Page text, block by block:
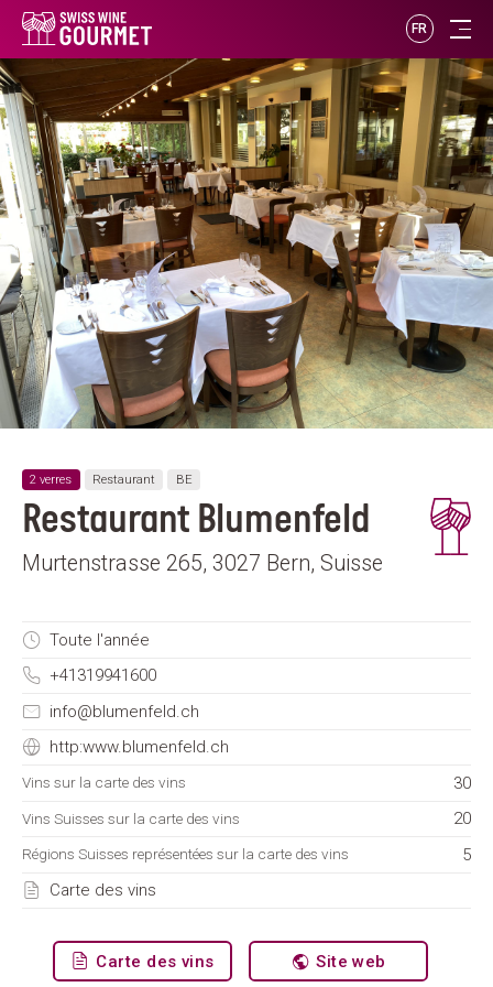
FR
2 verres Restaurant BE
Restaurant Blumenfeld
Murtenstrasse 265, 3027 Bern, Suisse
Toute l'année
+41319941600
info@blumenfeld.ch
http:www.blumenfeld.ch
Vins sur la carte des vins 30
Vins Suisses sur la carte des vins 20
Régions Suisses représentées sur la carte des vins
5
Carte des vins
Carte des vins Site web